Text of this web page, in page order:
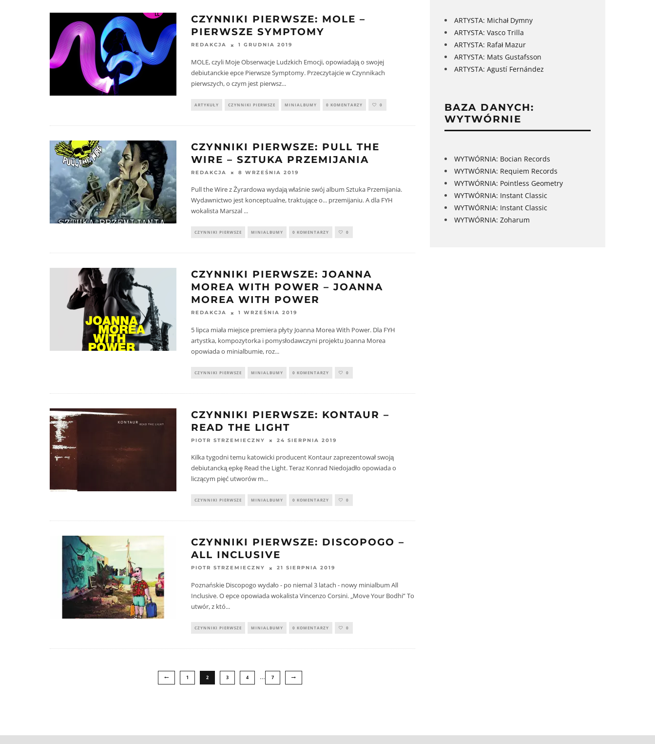
CZYNNIKI PIERWSZE: MOLE –
PIERWSZE SYMPTOMY
REDAKCJA 1 GRUDNIA 2019
MOLE, czyli Moje Obserwacje Ludzkich Emocji, opowiadają o swojej
debiutanckie epce Pierwsze Symptomy. Przeczytajcie w Czynnikach
pierwszych, o czym jest pierwsz...
ARTYKUŁY CZYNNIKI PIERWSZE MINIALBUMY 0 KOMENTARZY 0
CZYNNIKI PIERWSZE: PULL THE
WIRE – SZTUKA PRZEMIJANIA
REDAKCJA 8 WRZEŚNIA 2019
Pull the Wire z Żyrardowa wydają właśnie swój album Sztuka Przemijania.
Wydawnictwo jest konceptualne, traktujące o... przemijaniu. A dla FYH
wokalista Marszal ...
CZYNNIKI PIERWSZE MINIALBUMY 0 KOMENTARZY 0
CZYNNIKI PIERWSZE: JOANNA
MOREA WITH POWER – JOANNA
MOREA WITH POWER
REDAKCJA 1 WRZEŚNIA 2019
5 lipca miała miejsce premiera płyty Joanna Morea With Power. Dla FYH
artystka, kompozytorka i pomysłodawczyni projektu Joanna Morea
opowiada o minialbumie, roz...
CZYNNIKI PIERWSZE MINIALBUMY 0 KOMENTARZY 0
CZYNNIKI PIERWSZE: KONTAUR –
READ THE LIGHT
PIOTR STRZEMIECZNY 24 SIERPNIA 2019
Kilka tygodni temu katowicki producent Kontaur zaprezentował swoją
debiutancką epkę Read the Light. Teraz Konrad Niedojadło opowiada o
liczącym pięć utworów m...
CZYNNIKI PIERWSZE MINIALBUMY 0 KOMENTARZY 0
CZYNNIKI PIERWSZE: DISCOPOGO –
ALL INCLUSIVE
PIOTR STRZEMIECZNY 21 SIERPNIA 2019
Poznańskie Discopogo wydało - po niemal 3 latach - nowy minialbum All
Inclusive. O epce opowiada wokalista Vincenzo Corsini. „Move Your Bodhi” To
utwór, z któ...
CZYNNIKI PIERWSZE MINIALBUMY 0 KOMENTARZY 0
1 2 3 4 … 7
ARTYSTA: Michał Dymny
ARTYSTA: Vasco Trilla
ARTYSTA: Rafał Mazur
ARTYSTA: Mats Gustafsson
ARTYSTA: Agustí Fernández
BAZA DANYCH:
WYTWÓRNIE
WYTWÓRNIA: Bocian Records
WYTWÓRNIA: Requiem Records
WYTWÓRNIA: Pointless Geometry
WYTWÓRNIA: Instant Classic
WYTWÓRNIA: Instant Classic
WYTWÓRNIA: Zoharum